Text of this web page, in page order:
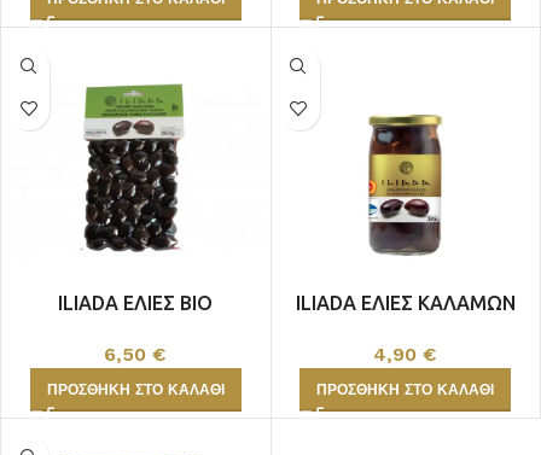
ILIADA ΕΛΙΕΣ ΒΙΟ
6,50€
ΠΡΟΣΘΉΚΗ ΣΤΟ ΚΑΛΆΘΙ
ILIADA ΕΛΙΕΣ ΚΑΛΑΜΩΝ
4,90€
ΠΡΟΣΘΉΚΗ ΣΤΟ ΚΑΛΆΘΙ